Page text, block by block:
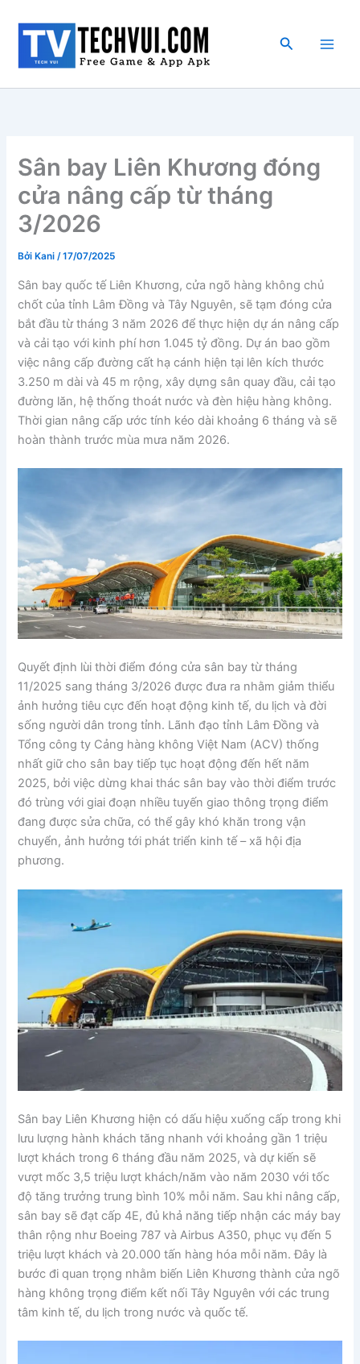
dung
Tìm
Sân bay Liên Khương đóng
cửa nâng cấp từ tháng
3/2026
Bởi Kani/17/07/2025
Sân bay quốc tế Liên Khương, cửa ngõ hàng không chủ
chốt của tỉnh Lâm Đồng và Tây Nguyên, sẽ tạm đóng cửa
bắt đầu từ tháng 3 năm 2026 để thực hiện dự án nâng cấp
và cải tạo với kinh phí hơn 1.045 tỷ đồng. Dự án bao gồm
việc nâng cấp đường cất hạ cánh hiện tại lên kích thước
3.250 m dài và 45 m rộng, xây dựng sân quay đầu, cải tạo
đường lăn, hệ thống thoát nước và đèn hiệu hàng không.
Thời gian nâng cấp ước tính kéo dài khoảng 6 tháng và sẽ
hoàn thành trước mùa mưa năm 2026.
Quyết định lùi thời điểm đóng cửa sân bay từ tháng
11/2025 sang tháng 3/2026 được đưa ra nhằm giảm thiểu
ảnh hưởng tiêu cực đến hoạt động kinh tế, du lịch và đời
sống người dân trong tỉnh. Lãnh đạo tỉnh Lâm Đồng và
Tổng công ty Cảng hàng không Việt Nam (ACV) thống
nhất giữ cho sân bay tiếp tục hoạt động đến hết năm
2025, bởi việc dừng khai thác sân bay vào thời điểm trước
đó trùng với giai đoạn nhiều tuyến giao thông trọng điểm
đang được sửa chữa, có thể gây khó khăn trong vận
chuyển, ảnh hưởng tới phát triển kinh tế – xã hội địa
phương.
Sân bay Liên Khương hiện có dấu hiệu xuống cấp trong khi
lưu lượng hành khách tăng nhanh với khoảng gần 1 triệu
lượt khách trong 6 tháng đầu năm 2025, và dự kiến sẽ
vượt mốc 3,5 triệu lượt khách/năm vào năm 2030 với tốc
độ tăng trưởng trung bình 10% mỗi năm. Sau khi nâng cấp,
sân bay sẽ đạt cấp 4E, đủ khả năng tiếp nhận các máy bay
thân rộng như Boeing 787 và Airbus A350, phục vụ đến 5
triệu lượt khách và 20.000 tấn hàng hóa mỗi năm. Đây là
bước đi quan trọng nhằm biến Liên Khương thành cửa ngõ
hàng không trọng điểm kết nối Tây Nguyên với các trung
tâm kinh tế, du lịch trong nước và quốc tế.